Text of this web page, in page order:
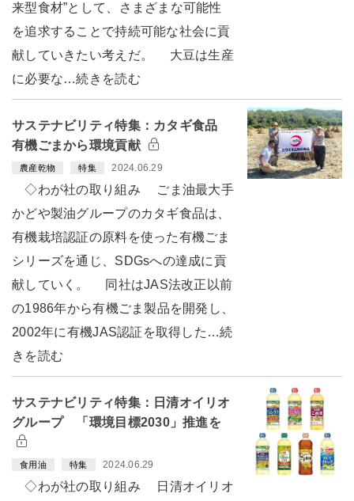
来型食材”として、さまざまな可能性
を追求することで持続可能な社会に貢
献していきたい考えだ。 大豆は生産
に必要な…続きを読む
サステナビリティ特集：カタギ食品
有機ごまから環境貢献
農産乾物 特集 2024.06.29
◇わが社の取り組み ごま油最大手
かどや製油グループのカタギ食品は、
有機栽培認証の原料を使った有機ごま
シリーズを通じ、SDGsへの達成に貢
献していく。 同社はJAS法改正以前
の1986年から有機ごま製品を開発し、
2002年に有機JAS認証を取得した…続
きを読む
サステナビリティ特集：日清オイリオ
グループ 「環境目標2030」推進を
食用油 特集 2024.06.29
◇わが社の取り組み 日清オイリオ